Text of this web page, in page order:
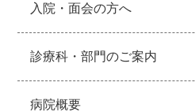
入院・面会の方へ
診療科・部門のご案内
病院概要